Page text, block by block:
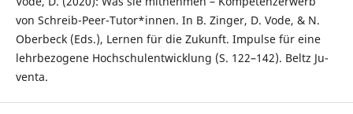
von Schreib-Peer-Tutor*innen. In B. Zinger, D. Vode, & N.
Oberbeck (Eds.), Lernen für die Zukunft. Impulse für eine
lehrbezogene Hochschulentwicklung (S. 122–142). Beltz Ju-
venta.